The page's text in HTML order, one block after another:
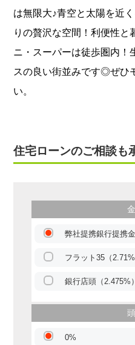
は無限大♪青空と太陽を近
りの贅沢な空間！利便性
ニ・スーパーは徒歩圏内！
スの良い街並みです◎ぜひ
い。
住宅ローンのご相談も
弊社提携銀行提携
フラット35（2.71%
銀行店頭（2.475%）
0%